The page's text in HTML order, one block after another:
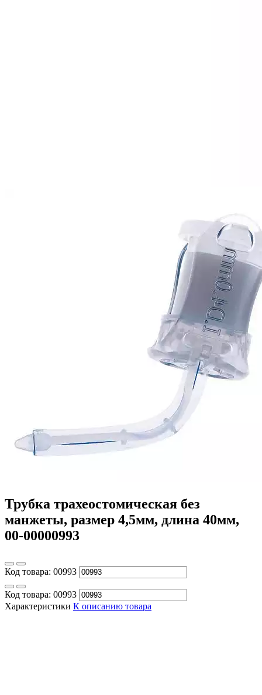
Трубка трахеостомическая без
манжеты, размер 4,5мм, длина 40мм,
00-00000993
Код товара: 00993
Код товара: 00993
Характеристики К описанию товара